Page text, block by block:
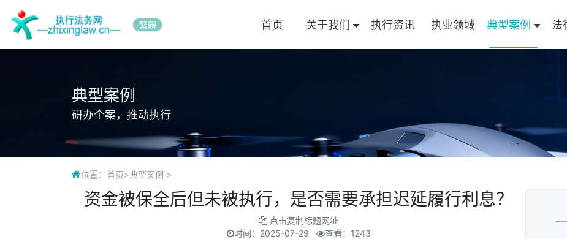
繁體 首页 关于我们 执行资讯 执业领域 典型案例 法
典型案例
研办个案，推动执行
位置： 首页>典型案例 >
资金被保全后但未被执行，是否需要承担迟延履行利息？
点击复制标题网址
时间： 2025-07-29 查看：1243